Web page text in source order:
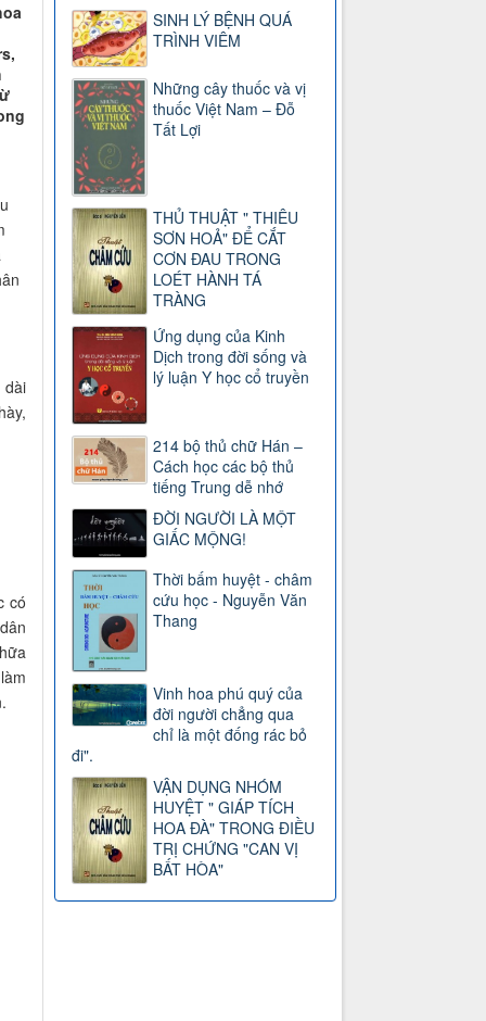
có
SINH LÝ BỆNH QUÁ
TRÌNH VIÊM
Những cây thuốc và vị
thuốc Việt Nam – Đỗ
Tất Lợi
THỦ THUẬT " THIÊU
SƠN HOẢ" ĐỂ CẮT
CƠN ĐAU TRONG
LOÉT HÀNH TÁ
TRÀNG
Ứng dụng của Kinh
Dịch trong đời sống và
lý luận Y học cổ truyền
214 bộ thủ chữ Hán –
Cách học các bộ thủ
tiếng Trung dễ nhớ
ĐỜI NGƯỜI LÀ MỘT
GIẤC MỘNG!
Thời bấm huyệt - châm
cứu học - Nguyễn Văn
Thang
Vinh hoa phú quý của
đời người chẳng qua
chỉ là một đống rác bỏ
đi".
VẬN DỤNG NHÓM
HUYỆT " GIÁP TÍCH
HOA ĐÀ" TRONG ĐIỀU
TRỊ CHỨNG "CAN VỊ
BẤT HÒA"